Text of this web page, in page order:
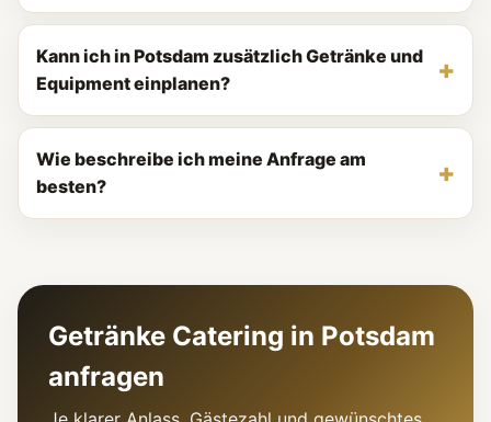
Kann ich in Potsdam zusätzlich Getränke und
Equipment einplanen?
Wie beschreibe ich meine Anfrage am
besten?
Getränke Catering in Potsdam
anfragen